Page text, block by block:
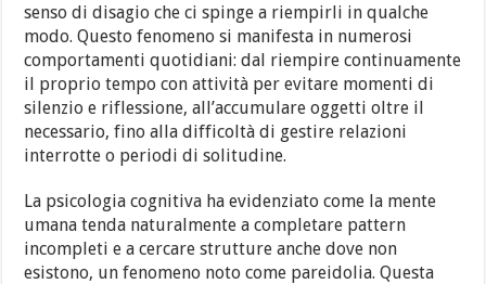
senso di disagio che ci spinge a riempirli in qualche
modo. Questo fenomeno si manifesta in numerosi
comportamenti quotidiani: dal riempire continuamente
il proprio tempo con attività per evitare momenti di
silenzio e riflessione, all’accumulare oggetti oltre il
necessario, fino alla difficoltà di gestire relazioni
interrotte o periodi di solitudine.
La psicologia cognitiva ha evidenziato come la mente
umana tenda naturalmente a completare pattern
incompleti e a cercare strutture anche dove non
esistono, un fenomeno noto come pareidolia. Questa